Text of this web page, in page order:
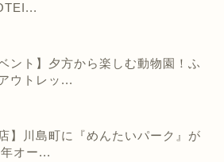
ベント】夕方から楽しむ動物園！ふ
ウトレッ...
店】川島町に『めんたいパーク』が
オー...